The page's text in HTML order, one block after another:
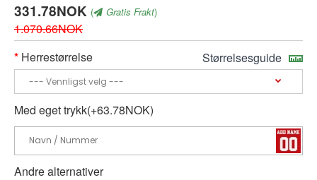
331.78NOK ( Gratis Frakt)
1.070.66NOK
Herrestørrelse
Størrelsesguide
Med eget trykk(+63.78NOK)
Andre alternativer